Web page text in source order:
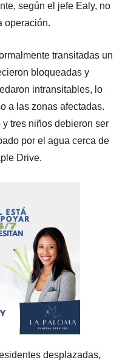
según el jefe Ealy, no
operación.
transitadas un
bloqueadas y
intransitables, lo
a las zonas afectadas.
tres niños debieron ser
por el agua cerca de
Drive.
desplazadas,